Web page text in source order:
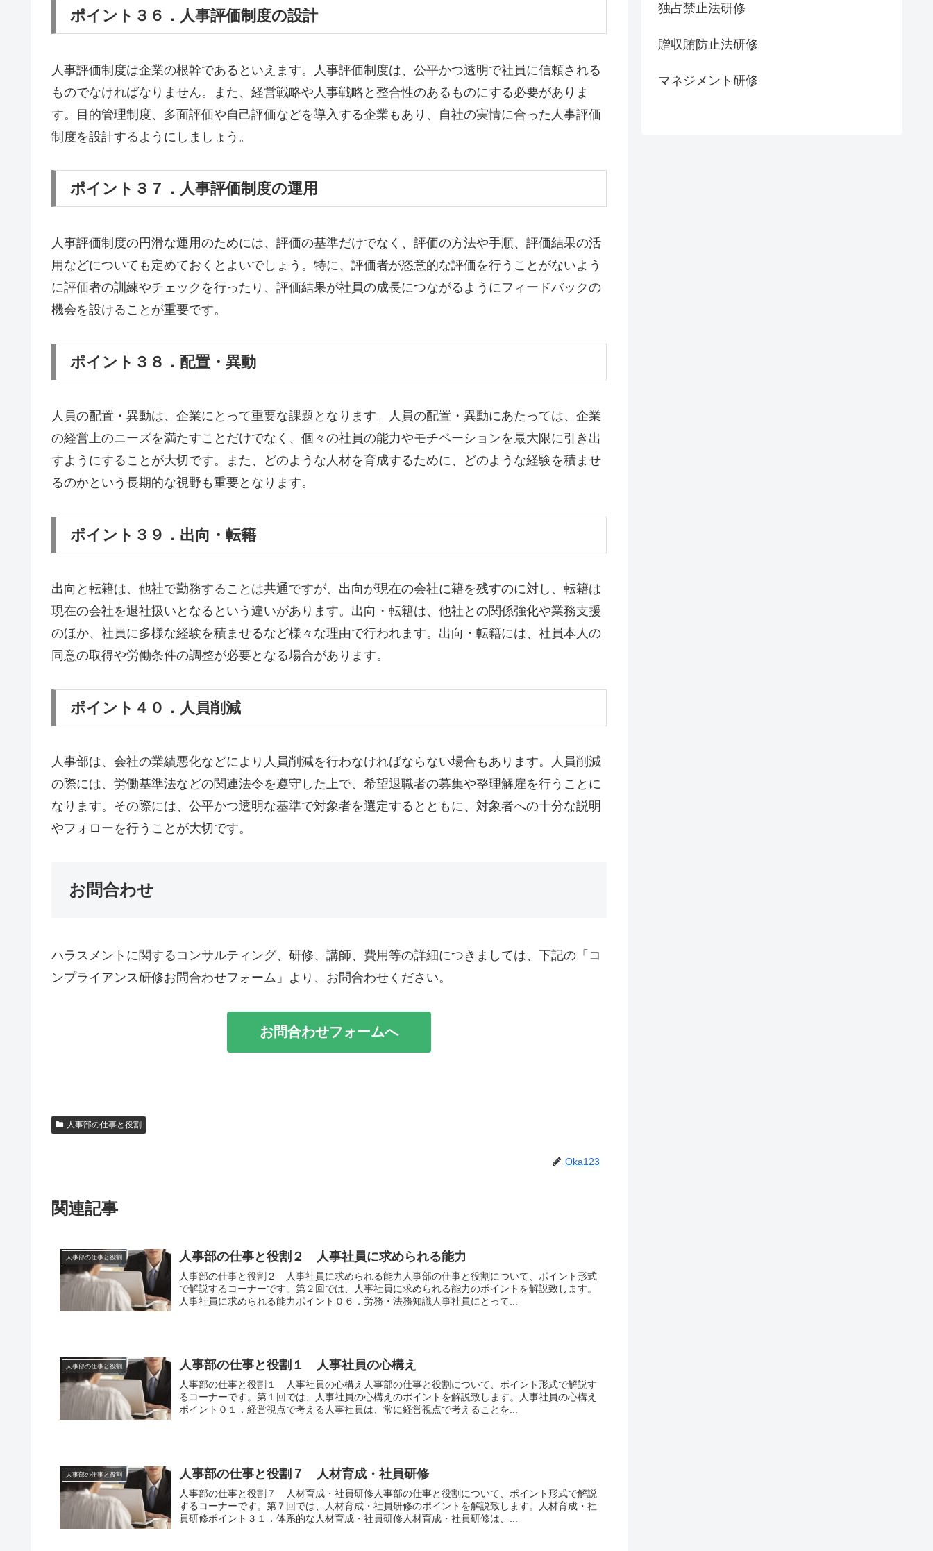
ポイント３６．人事評価制度の設計
人事評価制度は企業の根幹であるといえます。人事評価制度は、公平かつ透明で社員に信頼される
ものでなければなりません。また、経営戦略や人事戦略と整合性のあるものにする必要がありま
す。目的管理制度、多面評価や自己評価などを導入する企業もあり、自社の実情に合った人事評価
制度を設計するようにしましょう。
ポイント３７．人事評価制度の運用
人事評価制度の円滑な運用のためには、評価の基準だけでなく、評価の方法や手順、評価結果の活
用などについても定めておくとよいでしょう。特に、評価者が恣意的な評価を行うことがないよう
に評価者の訓練やチェックを行ったり、評価結果が社員の成長につながるようにフィードバックの
機会を設けることが重要です。
ポイント３８．配置・異動
人員の配置・異動は、企業にとって重要な課題となります。人員の配置・異動にあたっては、企業
の経営上のニーズを満たすことだけでなく、個々の社員の能力やモチベーションを最大限に引き出
すようにすることが大切です。また、どのような人材を育成するために、どのような経験を積ませ
るのかという長期的な視野も重要となります。
ポイント３９．出向・転籍
出向と転籍は、他社で勤務することは共通ですが、出向が現在の会社に籍を残すのに対し、転籍は
現在の会社を退社扱いとなるという違いがあります。出向・転籍は、他社との関係強化や業務支援
のほか、社員に多様な経験を積ませるなど様々な理由で行われます。出向・転籍には、社員本人の
同意の取得や労働条件の調整が必要となる場合があります。
ポイント４０．人員削減
人事部は、会社の業績悪化などにより人員削減を行わなければならない場合もあります。人員削減
の際には、労働基準法などの関連法令を遵守した上で、希望退職者の募集や整理解雇を行うことに
なります。その際には、公平かつ透明な基準で対象者を選定するとともに、対象者への十分な説明
やフォローを行うことが大切です。
お問合わせ
ハラスメントに関するコンサルティング、研修、講師、費用等の詳細につきましては、下記の「コ
ンプライアンス研修お問合わせフォーム」より、お問合わせください。
お問合わせフォームへ
人事部の仕事と役割
Oka123
関連記事
人事部の仕事と役割 人事部の仕事と役割２ 人事社員に求められる能力
人事部の仕事と役割２ 人事社員に求められる能力人事部の仕事と役割について、ポイント形式
で解説するコーナーです。第２回では、人事社員に求められる能力のポイントを解説致します。
人事社員に求められる能力ポイント０６．労務・法務知識人事社員にとって...
人事部の仕事と役割 人事部の仕事と役割１ 人事社員の心構え
人事部の仕事と役割１ 人事社員の心構え人事部の仕事と役割について、ポイント形式で解説す
るコーナーです。第１回では、人事社員の心構えのポイントを解説致します。人事社員の心構え
ポイント０１．経営視点で考える人事社員は、常に経営視点で考えることを...
人事部の仕事と役割 人事部の仕事と役割７ 人材育成・社員研修
人事部の仕事と役割７ 人材育成・社員研修人事部の仕事と役割について、ポイント形式で解説
するコーナーです。第７回では、人材育成・社員研修のポイントを解説致します。人材育成・社
員研修ポイント３１．体系的な人材育成・社員研修人材育成・社員研修は、...
独占禁止法研修
贈収賄防止法研修
マネジメント研修